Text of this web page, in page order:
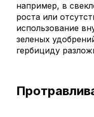
например, в
роста или
использование
зеленых
гербициду